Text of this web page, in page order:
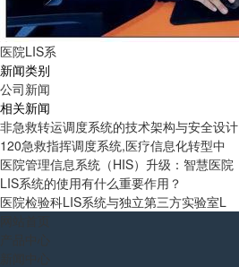
医院LIS系
新闻类别
公司新闻
相关新闻
非急救转运调度系统的技术架构与安全设计
120急救指挥调度系统,医疗信息化转型中
医院管理信息系统（HIS）升级：智慧医院
LIS系统的使用有什么重要作用？
医院检验科LIS系统与独立第三方实验室L